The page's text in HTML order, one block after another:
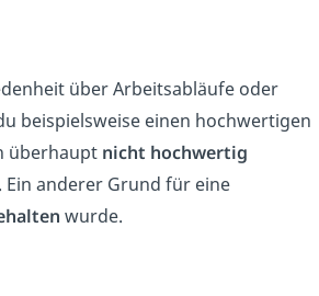
über Arbeitsabläufe oder
beispielsweise einen hochwertigen
überhaupt nicht hochwertig
Ein anderer Grund für eine
wurde.